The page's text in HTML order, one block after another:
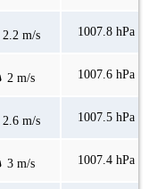
2.2 m/s 1007.8 hPa
2 m/s 1007.6 hPa
2.6 m/s 1007.5 hPa
3 m/s 1007.4 hPa